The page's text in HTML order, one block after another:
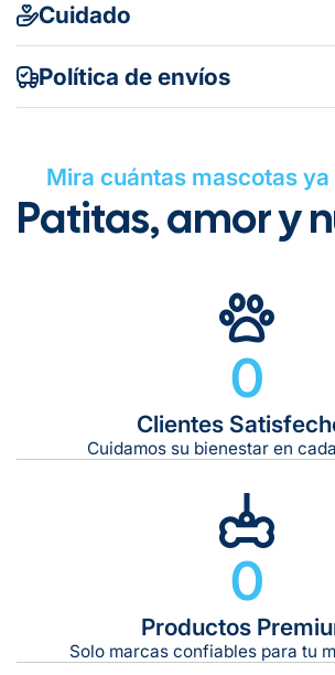
Cuidado
Política de envíos
Gratuito en todos los pedidos
Tiempo de entrega estimado: 5 a
Gratis en compras de $599 o más
Mira cuántas mascotas
Patitas, amor y
0
Clientes
Cuidamos su bienestar en
0
Productos
Solo marcas confiables para tu